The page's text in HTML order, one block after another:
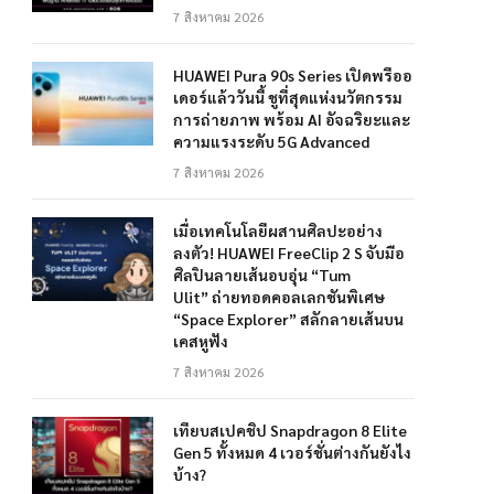
7 สิงหาคม 2026
HUAWEI Pura 90s Series เปิดพรีออ
เดอร์แล้ววันนี้ ชูที่สุดแห่งนวัตกรรม
การถ่ายภาพ พร้อม AI อัจฉริยะและ
ความแรงระดับ 5G Advanced
7 สิงหาคม 2026
เมื่อเทคโนโลยีผสานศิลปะอย่าง
ลงตัว! HUAWEI FreeClip 2 S จับมือ
ศิลปินลายเส้นอบอุ่น “Tum
Ulit” ถ่ายทอดคอลเลกชันพิเศษ
“Space Explorer” สลักลายเส้นบน
เคสหูฟัง
7 สิงหาคม 2026
เทียบสเปคชิป Snapdragon 8 Elite
Gen 5 ทั้งหมด 4 เวอร์ชั่นต่างกันยังไง
บ้าง?